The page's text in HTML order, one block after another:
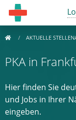
AKTUELLE
PKA in
Hier finden Sie
und Jobs in Ihrer
eingeben.